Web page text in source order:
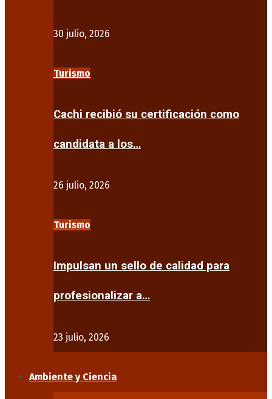
30 julio, 2026
Turismo
Cachi recibió su certificación como
candidata a los…
26 julio, 2026
Turismo
Impulsan un sello de calidad para
profesionalizar a…
23 julio, 2026
Ambiente y Ciencia